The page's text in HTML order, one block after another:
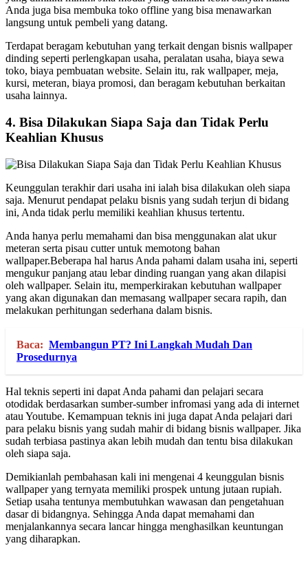
Anda juga bisa membuka toko offline yang bisa menawarkan
langsung untuk pembeli yang datang.
Terdapat beragam kebutuhan yang terkait dengan bisnis wallpaper
dinding seperti perlengkapan usaha, peralatan usaha, biaya sewa
toko, biaya pembuatan website. Selain itu, rak wallpaper, meja,
kursi, meteran, biaya promosi, dan beragam kebutuhan berkaitan
usaha lainnya.
4. Bisa Dilakukan Siapa Saja dan Tidak Perlu
Keahlian Khusus
Keunggulan terakhir dari usaha ini ialah bisa dilakukan oleh siapa
saja. Menurut pendapat pelaku bisnis yang sudah terjun di bidang
ini, Anda tidak perlu memiliki keahlian khusus tertentu.
Anda hanya perlu memahami dan bisa menggunakan alat ukur
meteran serta pisau cutter untuk memotong bahan
wallpaper.Beberapa hal harus Anda pahami dalam usaha ini, seperti
mengukur panjang atau lebar dinding ruangan yang akan dilapisi
oleh wallpaper. Selain itu, memperkirakan kebutuhan wallpaper
yang akan digunakan dan memasang wallpaper secara rapih, dan
melakukan perhitungan sederhana dalam bisnis.
Baca: Membangun PT? Ini Langkah Mudah Dan
Prosedurnya
Hal teknis seperti ini dapat Anda pahami dan pelajari secara
otodidak berdasarkan sumber-sumber infromasi yang ada di internet
atau Youtube. Kemampuan teknis ini juga dapat Anda pelajari dari
para pelaku bisnis yang sudah mahir di bidang bisnis wallpaper. Jika
sudah terbiasa pastinya akan lebih mudah dan tentu bisa dilakukan
oleh siapa saja.
Demikianlah pembahasan kali ini mengenai 4 keunggulan bisnis
wallpaper yang ternyata memiliki prospek untung jutaan rupiah.
Setiap usaha tentunya membutuhkan wawasan dan pengetahuan
dasar di bidangnya. Sehingga Anda dapat memahami dan
menjalankannya secara lancar hingga menghasilkan keuntungan
yang diharapkan.